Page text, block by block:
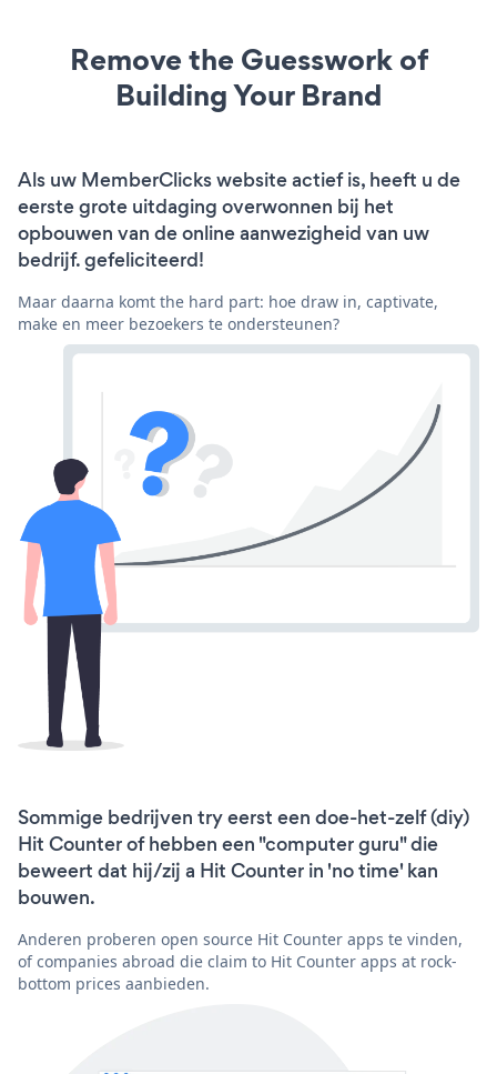
Remove the Guesswork of
Building Your Brand
Als uw MemberClicks website actief is, heeft u de
eerste grote uitdaging overwonnen bij het
opbouwen van de online aanwezigheid van uw
bedrijf. gefeliciteerd!
Maar daarna komt the hard part: hoe draw in, captivate,
make en meer bezoekers te ondersteunen?
Sommige bedrijven try eerst een doe-het-zelf (diy)
Hit Counter of hebben een "computer guru" die
beweert dat hij/zij a Hit Counter in 'no time' kan
bouwen.
Anderen proberen open source Hit Counter apps te vinden,
of companies abroad die claim to Hit Counter apps at rock-
bottom prices aanbieden.